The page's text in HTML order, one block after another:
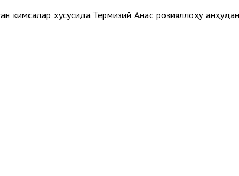
кимсалар хусусида Термизий Анас розияллоҳу